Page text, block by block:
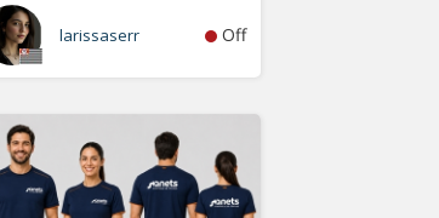
larissaserr Off